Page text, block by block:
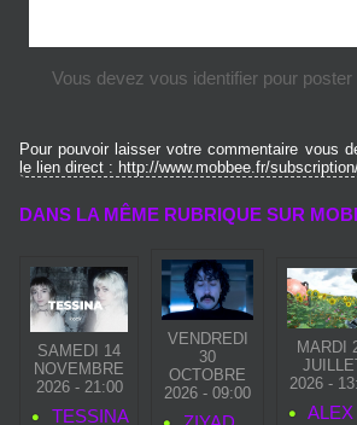
Vous devez vous identifier pour
Pour pouvoir laisser votre commentaire vous
le lien direct : http://www.mobbee.fr/
DANS LA MÊME RUBRIQUE SUR
SAMEDI 14
NOVEMBRE
2026 - 21:00
TESSINA
VENDREDI
30
OCTOBRE
2026 - 09:00
MARDI
2026 -
ALEX